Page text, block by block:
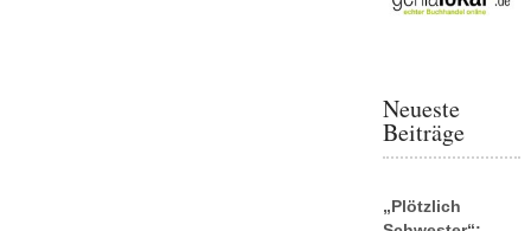
Neueste
Beiträge
„Plötzlich